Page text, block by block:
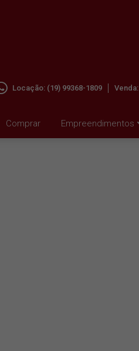
Comprar Empreendimentos
Locação: (19) 99368-1809 Venda: